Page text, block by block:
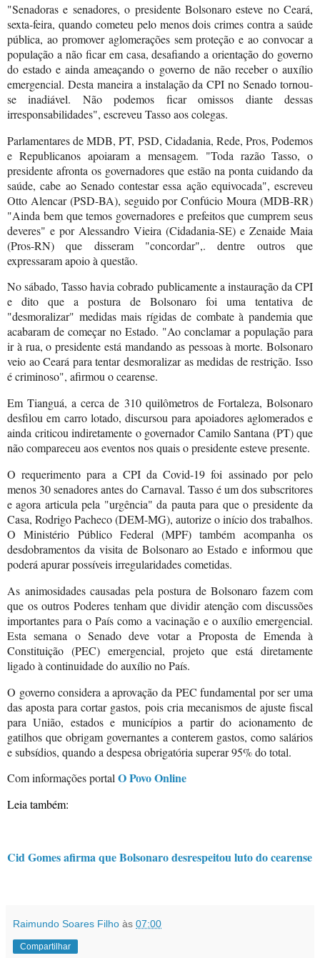
"Senadoras e senadores, o presidente Bolsonaro esteve no Ceará,
sexta-feira, quando cometeu pelo menos dois crimes contra a saúde
pública, ao promover aglomerações sem proteção e ao convocar a
população a não ficar em casa, desafiando a orientação do governo
do estado e ainda ameaçando o governo de não receber o auxílio
emergencial. Desta maneira a instalação da CPI no Senado tornou-
se inadiável. Não podemos ficar omissos diante dessas
irresponsabilidades", escreveu Tasso aos colegas.
Parlamentares de MDB, PT, PSD, Cidadania, Rede, Pros, Podemos
e Republicanos apoiaram a mensagem. "Toda razão Tasso, o
presidente afronta os governadores que estão na ponta cuidando da
saúde, cabe ao Senado contestar essa ação equivocada", escreveu
Otto Alencar (PSD-BA), seguido por Confúcio Moura (MDB-RR)
"Ainda bem que temos governadores e prefeitos que cumprem seus
deveres" e por Alessandro Vieira (Cidadania-SE) e Zenaide Maia
(Pros-RN) que disseram "concordar",. dentre outros que
expressaram apoio à questão.
No sábado, Tasso havia cobrado publicamente a instauração da CPI
e dito que a postura de Bolsonaro foi uma tentativa de
"desmoralizar" medidas mais rígidas de combate à pandemia que
acabaram de começar no Estado. "Ao conclamar a população para
ir à rua, o presidente está mandando as pessoas à morte. Bolsonaro
veio ao Ceará para tentar desmoralizar as medidas de restrição. Isso
é criminoso", afirmou o cearense.
Em Tianguá, a cerca de 310 quilômetros de Fortaleza, Bolsonaro
desfilou em carro lotado, discursou para apoiadores aglomerados e
ainda criticou indiretamente o governador Camilo Santana (PT) que
não compareceu aos eventos nos quais o presidente esteve presente.
O requerimento para a CPI da Covid-19 foi assinado por pelo
menos 30 senadores antes do Carnaval. Tasso é um dos subscritores
e agora articula pela "urgência" da pauta para que o presidente da
Casa, Rodrigo Pacheco (DEM-MG), autorize o início dos trabalhos.
O Ministério Público Federal (MPF) também acompanha os
desdobramentos da visita de Bolsonaro ao Estado e informou que
poderá apurar possíveis irregularidades cometidas.
As animosidades causadas pela postura de Bolsonaro fazem com
que os outros Poderes tenham que dividir atenção com discussões
importantes para o País como a vacinação e o auxílio emergencial.
Esta semana o Senado deve votar a Proposta de Emenda à
Constituição (PEC) emergencial, projeto que está diretamente
ligado à continuidade do auxílio no País.
O governo considera a aprovação da PEC fundamental por ser uma
das aposta para cortar gastos, pois cria mecanismos de ajuste fiscal
para União, estados e municípios a partir do acionamento de
gatilhos que obrigam governantes a conterem gastos, como salários
e subsídios, quando a despesa obrigatória superar 95% do total.
Com informações portalO Povo Online
Leia também:
Cid Gomes afirma que Bolsonaro desrespeitou luto do cearense
Raimundo Soares Filho às 07:00
Compartilhar